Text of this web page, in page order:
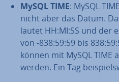
MySQL TIME: MySQL
nicht aber das Datum.
lautet HH:MI:SS und der
von -838:59:59 bis
können mit MySQL
werden. Ein Tag